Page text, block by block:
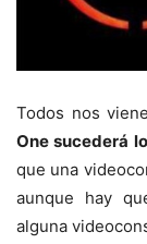
Todos nos
One sucederá
que una
aunque hay
alguna